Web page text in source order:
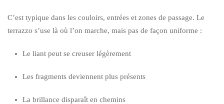
C’est typique dans les couloirs, entrées et zones de passage. Le
terrazzo s’use là où l’on marche, mais pas de façon uniforme :
Le liant peut se creuser légèrement
Les fragments deviennent plus présents
La brillance disparaît en chemins